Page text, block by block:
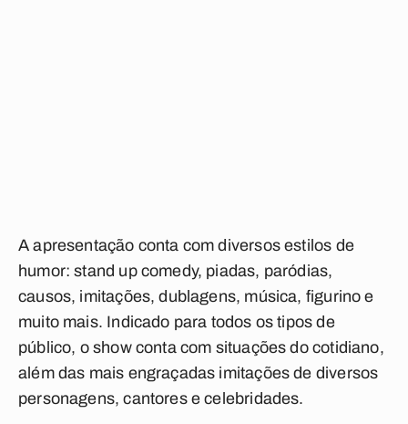
A apresentação conta com diversos estilos de
humor: stand up comedy, piadas, paródias,
causos, imitações, dublagens, música, figurino e
muito mais. Indicado para todos os tipos de
público, o show conta com situações do cotidiano,
além das mais engraçadas imitações de diversos
personagens, cantores e celebridades.